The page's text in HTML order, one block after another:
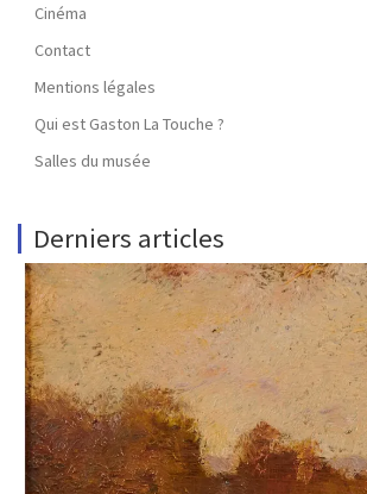
Cinéma
Contact
Mentions légales
Qui est Gaston La Touche ?
Salles du musée
Derniers articles